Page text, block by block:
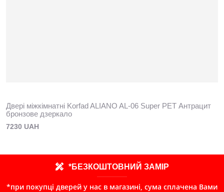
Двері міжкімнатні Korfad ALIANO AL-06 Super PET Антрацит
бронзове дзеркало
7230 UAH
*БЕЗКОШТОВНИЙ ЗАМІР
*при покупці дверей у нас в магазині, сума сплачена Вами